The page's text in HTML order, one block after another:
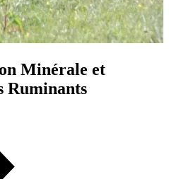
Minérale et
Ruminants